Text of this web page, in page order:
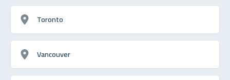
Toronto
Vancouver